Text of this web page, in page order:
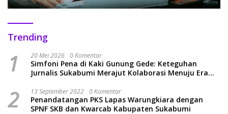
Trending
1 20 Mei 2026 0 Komentar
Simfoni Pena di Kaki Gunung Gede: Keteguhan
Jurnalis Sukabumi Merajut Kolaborasi Menuju Era
2 13 September 2022 0 Komentar
Penandatangan PKS Lapas Warungkiara dengan
SPNF SKB dan Kwarcab Kabupaten Sukabumi